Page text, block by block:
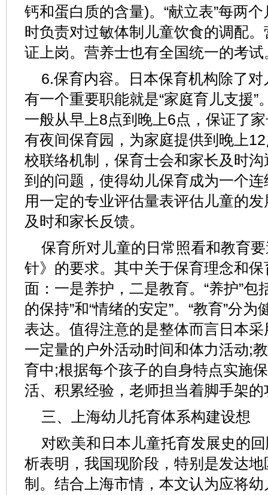
钙和蛋白质的含量)。“献立表”每两
时负责对过敏体制儿童饮食的调配
证上岗。营养士也有全国统一的考试
6.保育内容。日本保育机构除了
有一个重要职能就是“家庭育儿支援
一般从早上8点到晚上6点，保证了
有夜间保育园，为家庭提供到晚上
校联络机制，保育士会和家长及时
到的问题，使得幼儿保育成为一个
用一定的专业评估量表评估儿童的
及时和家长反馈。
保育所对儿童的日常照看和教育
针》的要求。其中关于保育理念和
面：一是养护，二是教育。“养护”包
的保持”和“情绪的安定”。“教育”分
表达。值得注意的是整体而言日本采
一定量的户外活动时间和体力活动;
育中;根据每个孩子的自身特点实施
活、积累经验，老师担当着脚手架的
三、上海幼儿托育体系构建设想
对欧美和日本儿童托育发展史的
析表明，我国现阶段，特别是发达
制。结合上海市情，本文认为应将